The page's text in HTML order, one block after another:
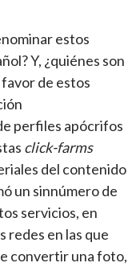
estos
Y, ¿quiénes son
de estos
perfiles apócrifos
click-farms
del contenido
un sinnúmero de
servicios, en
redes en las que
convertir una foto,